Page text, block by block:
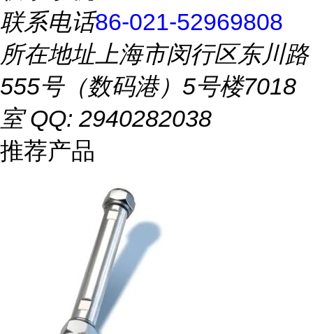
联系电话86-021-52969808
所在地址上海市闵行区东川路
555号（数码港）5号楼7018
室 QQ: 2940282038
推荐产品